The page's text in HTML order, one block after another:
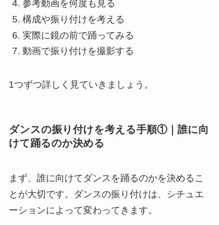
参考動画を何度も見る
構成や振り付けを考える
実際に鏡の前で踊ってみる
動画で振り付けを撮影する
1つずつ詳しく見ていきましょう。
ダンスの振り付けを考える手順①｜誰に向
けて踊るのか決める
まず、誰に向けてダンスを踊るのかを決めるこ
とが大切です。ダンスの振り付けは、シチュエ
ーションによって変わってきます。